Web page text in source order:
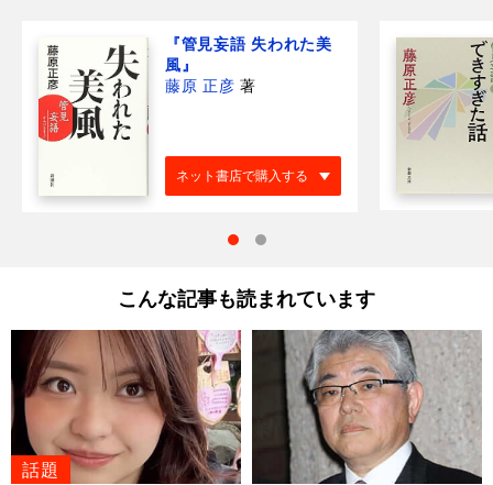
『管見妄語 失われた美
風』
藤原 正彦 著
ネット書店で購入する
こんな記事も読まれています
話題